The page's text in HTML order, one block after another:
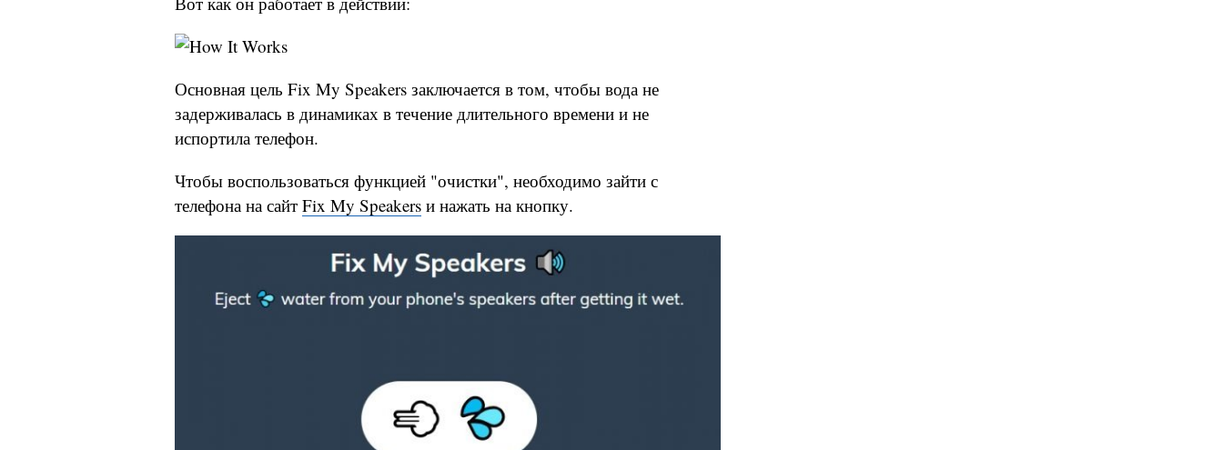
Основная цель Fix My Speakers заключается в том, чтобы вода не
задерживалась в динамиках в течение длительного времени и не
испортила телефон.
Чтобы воспользоваться функцией "очистки", необходимо зайти с
телефона на сайт Fix My Speakers и нажать на кнопку.